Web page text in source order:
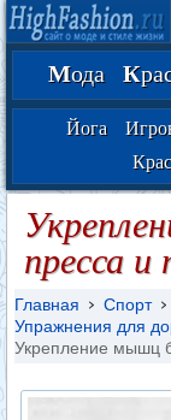
Мода К
Йога
пресса и
Главная Спорт
Упражнения для
Укрепление мышц